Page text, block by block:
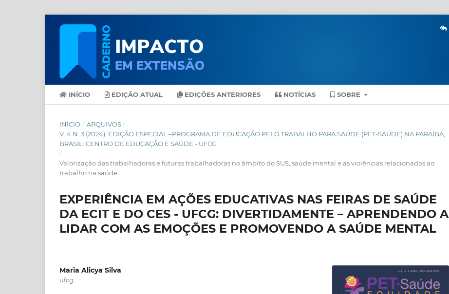
INÍCIO EDIÇÃO ATUAL EDIÇÕES ANTERIORES NOTÍCIAS SOBRE
INÍCIO / ARQUIVOS /
V. 4 N. 3 (2024): EDIÇÃO ESPECIAL –PROGRAMA DE EDUCAÇÃO PELO TRABALHO PARA SAÚDE (PET-SAÚDE) NA PARAÍBA,
BRASIL. CENTRO DE EDUCAÇÃO E SAÚDE - UFCG
/
Valorização das trabalhadoras e futuras trabalhadoras no âmbito do SUS, saúde mental e as violências relacionadas ao
trabalho na saúde
EXPERIÊNCIA EM AÇÕES EDUCATIVAS NAS FEIRAS DE SAÚDE
DA ECIT E DO CES - UFCG: DIVERTIDAMENTE – APRENDENDO A
LIDAR COM AS EMOÇÕES E PROMOVENDO A SAÚDE MENTAL
Maria Alicya Silva
ufcg